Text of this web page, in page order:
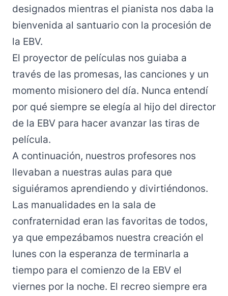
designados mientras el pianista nos daba la
bienvenida al santuario con la procesión de
la EBV.
El proyector de películas nos guiaba a
través de las promesas, las canciones y un
momento misionero del día. Nunca entendí
por qué siempre se elegía al hijo del director
de la EBV para hacer avanzar las tiras de
película.
A continuación, nuestros profesores nos
llevaban a nuestras aulas para que
siguiéramos aprendiendo y divirtiéndonos.
Las manualidades en la sala de
confraternidad eran las favoritas de todos,
ya que empezábamos nuestra creación el
lunes con la esperanza de terminarla a
tiempo para el comienzo de la EBV el
viernes por la noche. El recreo siempre era